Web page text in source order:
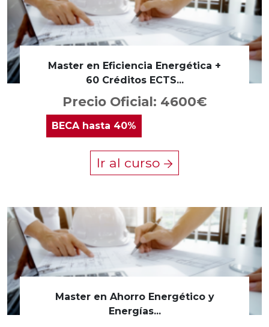
Master en Eficiencia Energética +
60 Créditos ECTS...
Precio Oficial: 4600€
BECA hasta 40%
Ir al curso
Master en Ahorro Energético y
Energías...